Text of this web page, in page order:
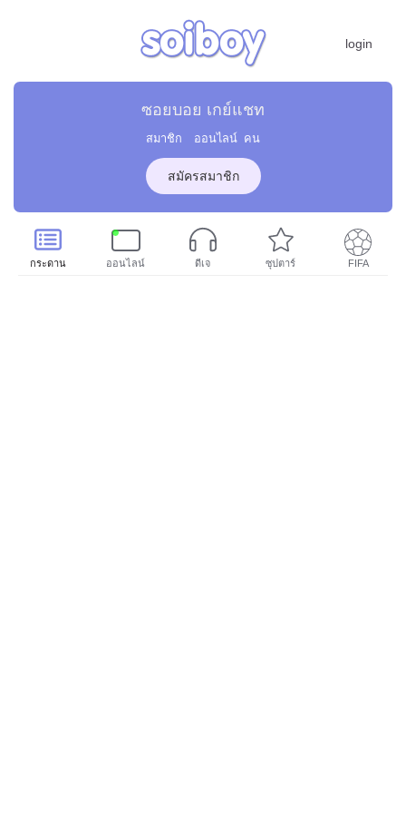
login
ซอยบอย เกย์แชท
สมาชิก ออนไลน์ คน
สมัครสมาชิก
กระดาน ออนไลน์ ดีเจ ซุปตาร์ FIFA